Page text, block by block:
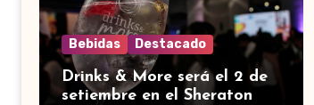
Bebidas Destacado
Drinks & More será el 2 de
setiembre en el Sheraton